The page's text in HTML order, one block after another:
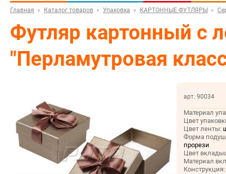
Главная Каталог товаров Упаковка КАРТОННЫЕ ФУТЛЯРЫ
Футляр картонный с
"Перламутровая
арт. 90034
Материал
Цвет
Цвет ленты:
Форма
прорези
Цвет
Материал
Конструкция: